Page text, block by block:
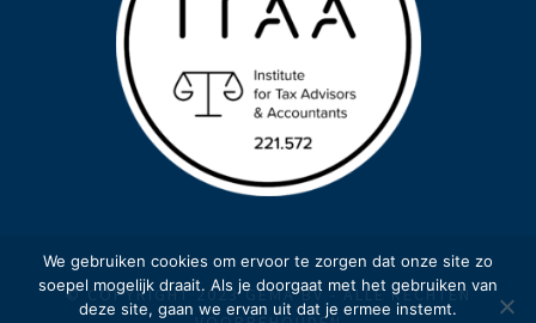
© COPYRIGHT 2023 GEMA BV - ALLE RECHTEN
We gebruiken cookies om ervoor te zorgen dat onze site zo
soepel mogelijk draait. Als je doorgaat met het gebruiken van
deze site, gaan we ervan uit dat je ermee instemt.